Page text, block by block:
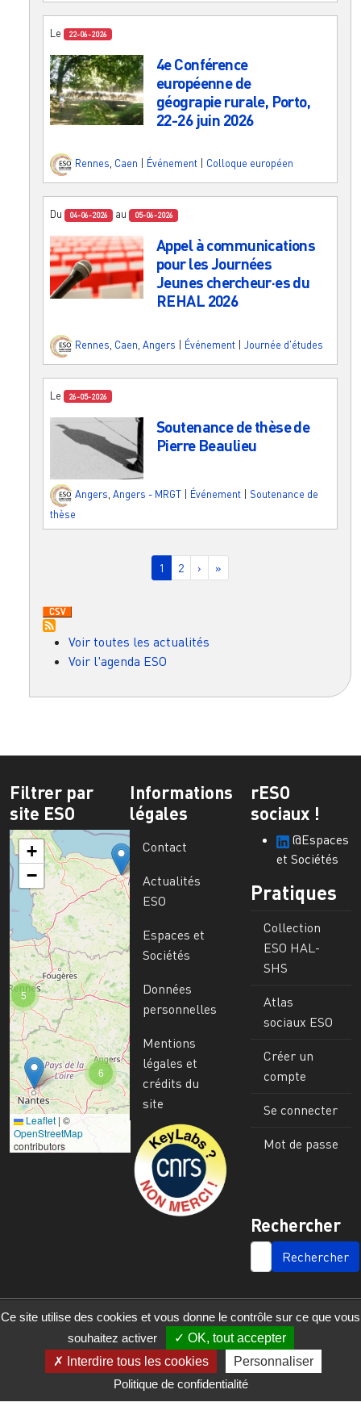
Le 22-06-2026
4e Conférence
européenne de
géograpie rurale, Porto,
22-26 juin 2026
Rennes, Caen Événement Colloque européen
Du 04-06-2026 au 05-06-2026
Appel à communications
pour les Journées
Jeunes chercheur·es du
REHAL 2026
Rennes Caen Angers Événement Journée d'études
Le 26-05-2026
Soutenance de thèse de
Pierre Beaulieu
Angers, Angers - MRGT Événement
Soutenance de
thèse
Page courante
1 Page
2 Page suivante
› Dernière page
»
Voir toutes les actualités
Voir l'agenda ESO
Filtrer par
site ESO
6
5
+
−
Leaflet | ©
OpenStreetMap
contributors
Informations
légales
Contact
Actualités
ESO
Espaces et
Sociétés
Données
personnelles
Mentions
légales et
crédits du
site
Image
rESO
sociaux !
@Espaces
et Sociétés
Pratiques
Collection
ESO HAL-
SHS
Atlas
sociaux ESO
Créer un
compte
Se connecter
Mot de passe
Rechercher
SEARCH
© 2023 - 2025 - UMR 6590 - Espaces et Sociétés
Ce site utilise des cookies et vous donne le contrôle sur ce que vous
souhaitez activer
OK, tout accepter
Interdire tous les cookies
Personnaliser
Politique de confidentialité